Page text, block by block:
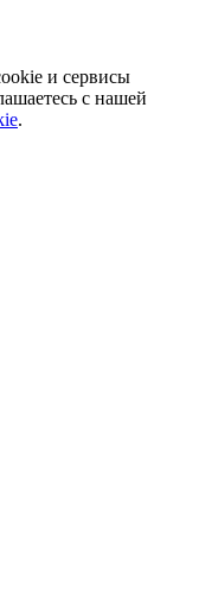
и сервисы
с нашей
.